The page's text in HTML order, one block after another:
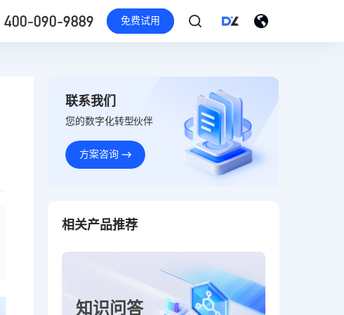
400-090-9889 免费试用
联系我们
您的数字化转型伙伴
方案咨询
相关产品推荐
知识问答